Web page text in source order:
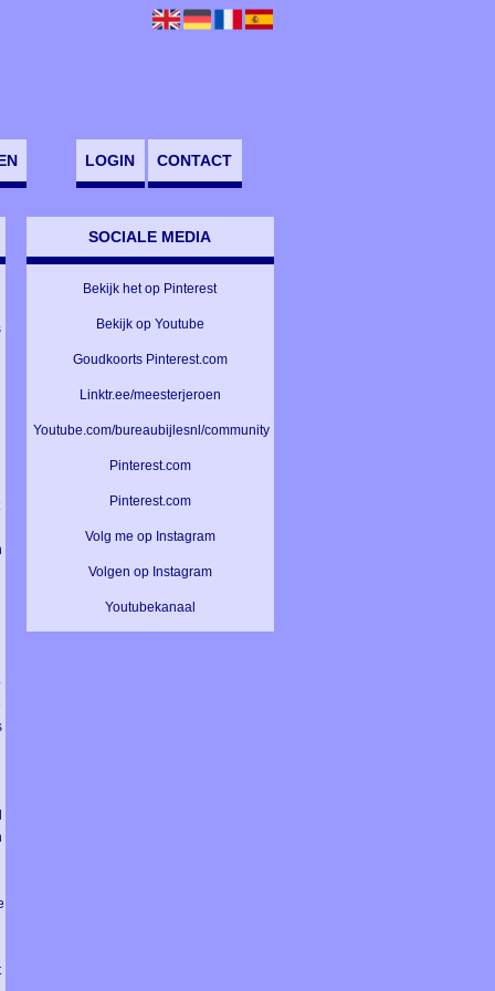
LOGIN CONTACT
SOCIALE MEDIA
Bekijk het op Pinterest
Bekijk op Youtube
Goudkoorts Pinterest.com
Linktr.ee/meesterjeroen
Youtube.com/bureaubijlesnl/community
Pinterest.com
Pinterest.com
Volg me op Instagram
Volgen op Instagram
Youtubekanaal